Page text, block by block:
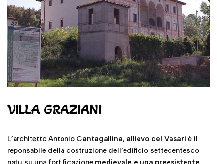
VILLA GRAZIANI
L’architetto Antonio Cantagallina, allievo del Vasari è il
reponsabile della costruzione dell’edificio settecentesco